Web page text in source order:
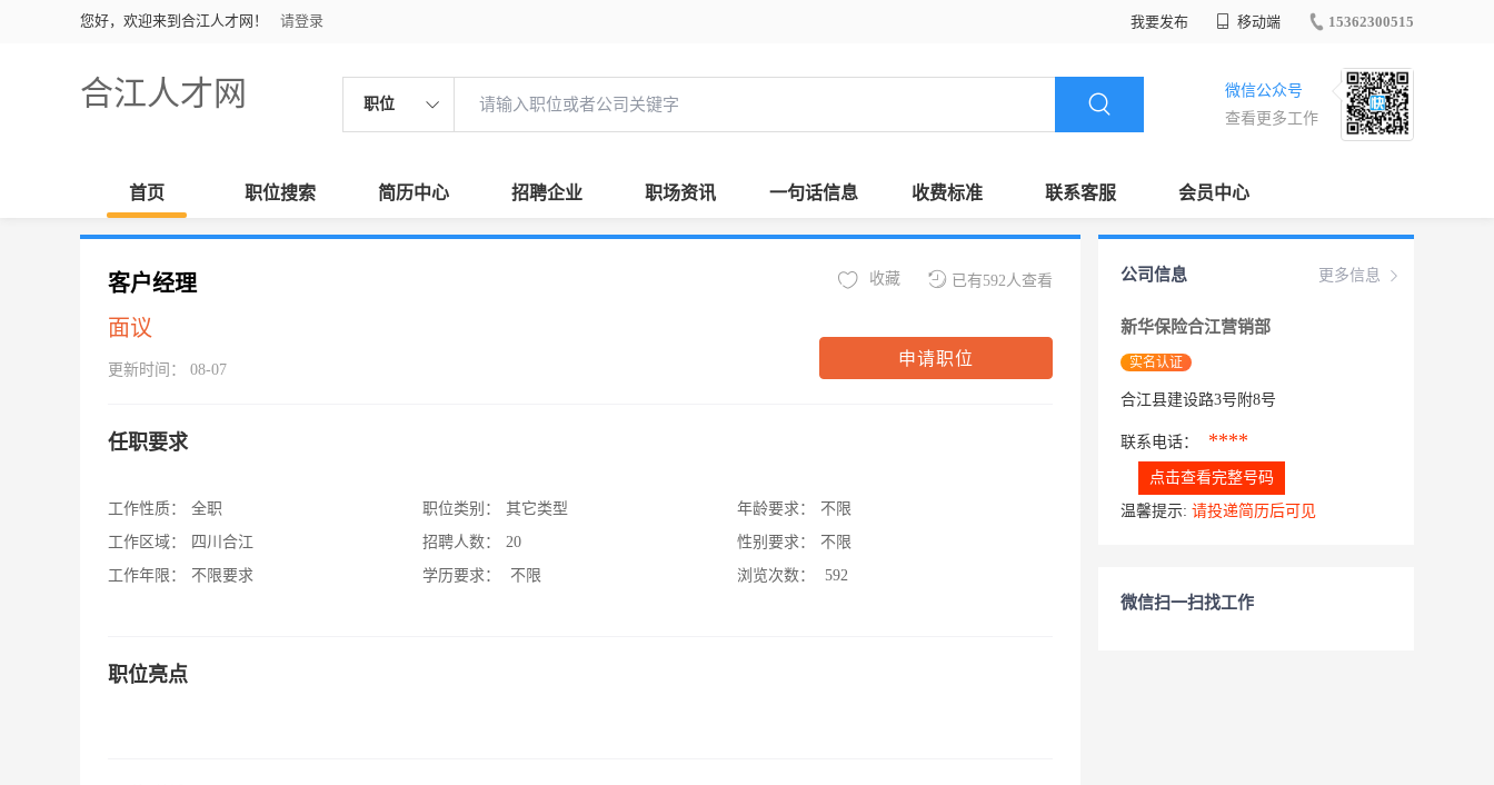
您好，欢迎来到合江人才网！ 请登录 我要发布 移动端 15362300515
合江人才网 职位
微信公众号
查看更多工作
首页 职位搜索 简历中心 招聘企业 职场资讯 一句话信息 收费标准 联系客服 会员中心
客户经理
面议
更新时间： 08-07
已有592人查看
收藏
申请职位
任职要求
工作性质：
全职
工作区域：
四川合江
工作年限：
不限要求
职位类别：
其它类型
招聘人数：
20
学历要求：
不限
年龄要求：
不限
性别要求：
不限
浏览次数：
592
职位亮点
更多信息
公司信息
新华保险合江营销部
实名认证
合江县建设路3号附8号
联系电话： ****
点击查看完整号码
温馨提示: 请投递简历后可见
微信扫一扫找工作